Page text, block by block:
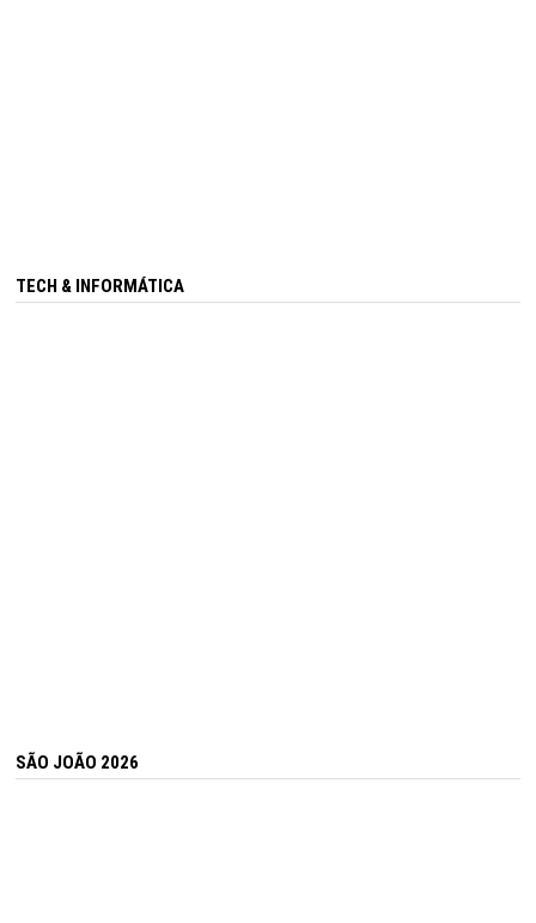
TECH & INFORMÁTICA
SÃO JOÃO 2026